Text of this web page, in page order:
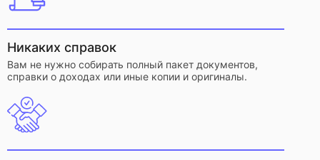
Никаких справок
Вам не нужно собирать полный пакет документов,
справки о доходах или иные копии и оригиналы.